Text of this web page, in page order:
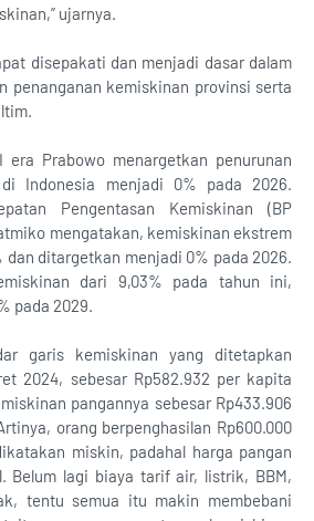
ujarnya.
disepakati dan menjadi dasar dalam
penanganan kemiskinan provinsi serta
era Prabowo menargetkan penurunan
Indonesia menjadi 0% pada 2026.
Pengentasan Kemiskinan (BP
mengatakan, kemiskinan ekstrem
dan ditargetkan menjadi 0% pada 2026.
dari 9,03% pada tahun ini,
pada 2029.
garis kemiskinan yang ditetapkan
2024, sebesar Rp582.932 per kapita
pangannya sebesar Rp433.906
orang berpenghasilan Rp600.000
miskin, padahal harga pangan
Belum lagi biaya tarif air, listrik, BBM,
tentu semua itu makin membebani